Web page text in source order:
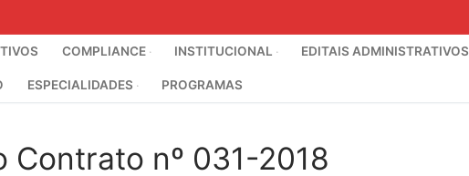
COMPLIANCE INSTITUCIONAL EDITAIS ADMINISTRATIVOS
ESPECIALIDADES PROGRAMAS
nº 031-2018